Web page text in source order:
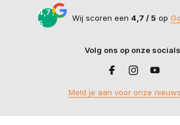
4,7 /
5
Wij scoren een 4,7 / 5 op
Volg ons op onze
Meld je aan voor onze